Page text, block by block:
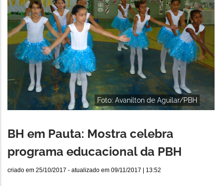
Foto: Avanilton de Aguilar/PBH
BH em Pauta: Mostra celebra
programa educacional da PBH
criado em 25/10/2017 - atualizado em 09/11/2017 | 13:52